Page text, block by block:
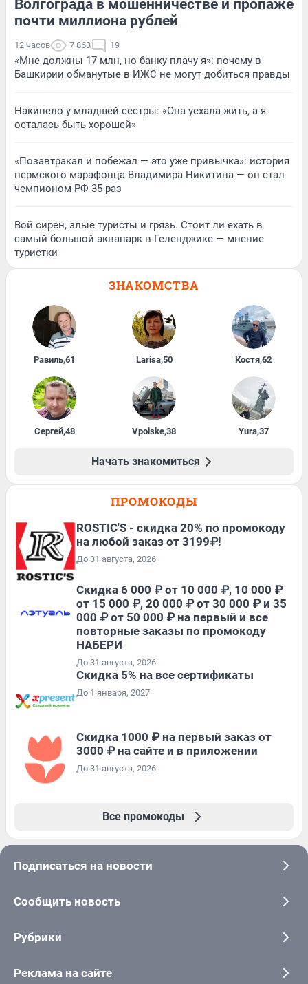
Волгограда в мошенничестве и пропаже
почти миллиона рублей
12 часов 7 863 19
«Мне должны 17 млн, но банку плачу я»: почему в
Башкирии обманутые в ИЖС не могут добиться правды
Накипело у младшей сестры: «Она уехала жить, а я
осталась быть хорошей»
«Позавтракал и побежал — это уже привычка»: история
пермского марафонца Владимира Никитина — он стал
чемпионом РФ 35 раз
Вой сирен, злые туристы и грязь. Стоит ли ехать в
самый большой аквапарк в Геленджике — мнение
туристки
ЗНАКОМСТВА
Равиль,61 Larisa,50 Костя,62
Сергей,48 Vpoiske,38 Yura,37
Начать знакомиться
ПРОМОКОДЫ
ROSTIC'S - скидка 20% по промокоду
на любой заказ от 3199₽!
До 31 августа, 2026
Скидка 6 000 ₽ от 10 000 ₽, 10 000 ₽
от 15 000 ₽, 20 000 ₽ от 30 000 ₽ и 35
000 ₽ от 50 000 ₽ на первый и все
повторные заказы по промокоду
НАБЕРИ
До 31 августа, 2026
Скидка 5% на все сертификаты
До 1 января, 2027
Скидка 1000 ₽ на первый заказ от
3000 ₽ на сайте и в приложении
До 31 августа, 2026
Все промокоды
Подписаться на новости
Сообщить новость
Рубрики
Реклама на сайте